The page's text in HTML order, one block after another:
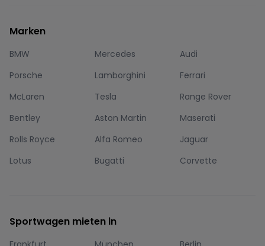
Marken
BMW Mercedes
Audi
Porsche
Lamborghini
Ferrari
McLaren
Tesla
Range Rover
Bentley
Aston Martin
Maserati
Rolls Royce
Alfa Romeo
Jaguar
Lotus
Bugatti Corvette
Sportwagen mieten in